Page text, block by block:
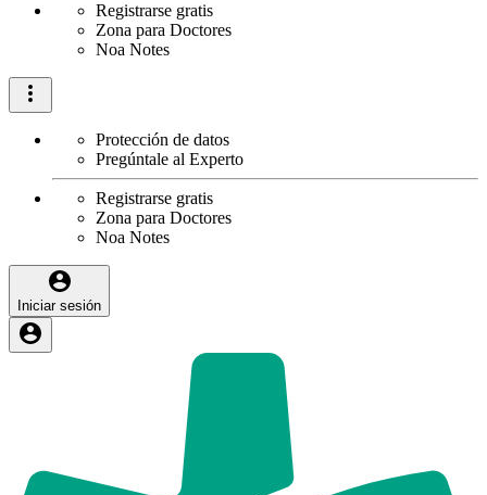
Registrarse gratis
Zona para Doctores
Noa Notes
Protección de datos
Pregúntale al Experto
Registrarse gratis
Zona para Doctores
Noa Notes
Iniciar sesión